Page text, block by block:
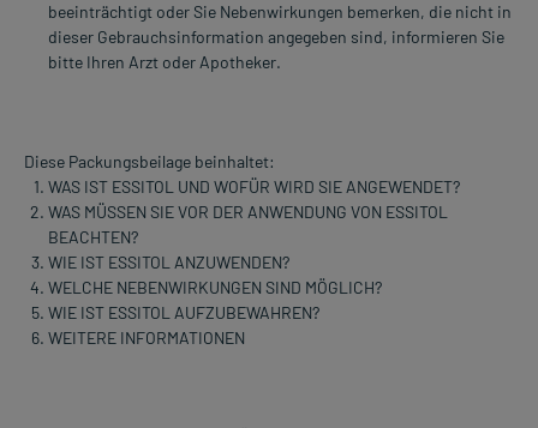
beeinträchtigt oder Sie Nebenwirkungen bemerken, die nicht in
dieser Gebrauchsinformation angegeben sind, informieren Sie
bitte Ihren Arzt oder Apotheker.
Diese Packungsbeilage beinhaltet:
WAS IST ESSITOL UND WOFÜR WIRD SIE ANGEWENDET?
WAS MÜSSEN SIE VOR DER ANWENDUNG VON ESSITOL
BEACHTEN?
WIE IST ESSITOL ANZUWENDEN?
WELCHE NEBENWIRKUNGEN SIND MÖGLICH?
WIE IST ESSITOL AUFZUBEWAHREN?
WEITERE INFORMATIONEN